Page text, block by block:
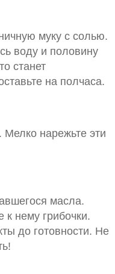
муку с солью.
воду и половину
станет
на полчаса.
Мелко нарежьте эти
масла.
к нему грибочки.
до готовности. Не